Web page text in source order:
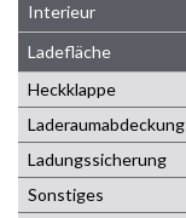
Interieur
Ladefläche
Heckklappe
Laderaumabdeckung
Ladungssicherung
Sonstiges